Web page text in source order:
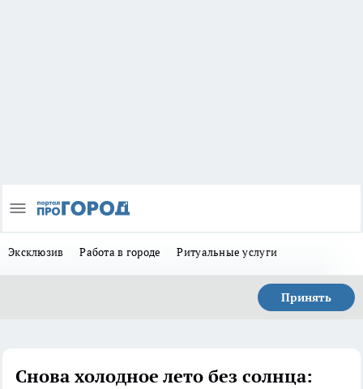
Эксклюзив Работа в городе Ритуальные услуги
Принять
Снова холодное лето без солнца: